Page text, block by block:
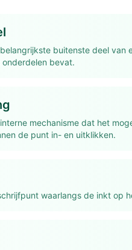
buitenste deel van
onderdelen bevat.
mechanisme dat het
de punt in- en uitklikken.
waarlangs de inkt op